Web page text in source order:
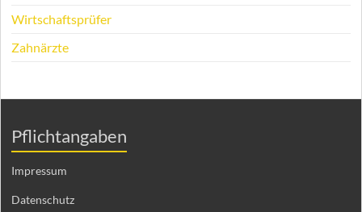
Wirtschaftsprüfer
Zahnärzte
Pflichtangaben
Impressum
Datenschutz